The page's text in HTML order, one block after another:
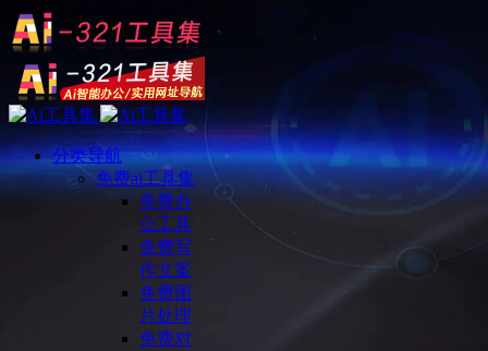
分类导航
免费ai工具集
免费办
公工具
免费写
作文案
免费图
片处理
免费对